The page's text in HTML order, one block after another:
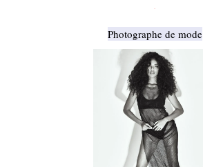
Photographe de mode